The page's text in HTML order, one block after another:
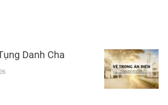
Danh Cha